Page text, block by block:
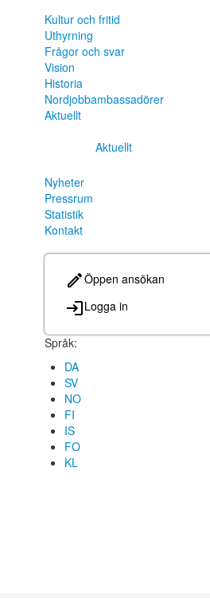
Kultur och fritid
Uthyrning
Frågor och svar
Vision
Historia
Nordjobbambassadörer
Aktuellt
Aktuellt
Nyheter
Pressrum
Statistik
Kontakt
Öppen ansökan
Logga in
Språk:
DA
SV
NO
FI
IS
FO
KL